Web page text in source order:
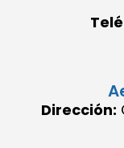
Dirección: